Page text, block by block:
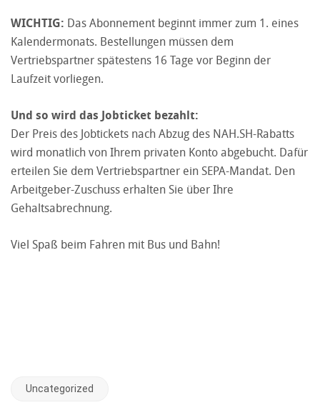
WICHTIG: Das Abonnement beginnt immer zum 1. eines
Kalendermonats. Bestellungen müssen dem
Vertriebspartner spätestens 16 Tage vor Beginn der
Laufzeit vorliegen.
Und so wird das Jobticket bezahlt:
Der Preis des Jobtickets nach Abzug des NAH.SH-Rabatts
wird monatlich von Ihrem privaten Konto abgebucht. Dafür
erteilen Sie dem Vertriebspartner ein SEPA-Mandat. Den
Arbeitgeber-Zuschuss erhalten Sie über Ihre
Gehaltsabrechnung.
Viel Spaß beim Fahren mit Bus und Bahn!
Uncategorized